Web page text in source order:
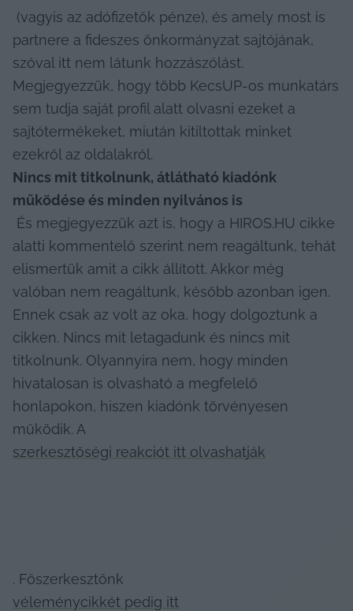
partnere a fideszes önkormányzat sajtójának,
szóval itt nem látunk hozzászólást.
Megjegyezzük, hogy több KecsUP-os munkatárs
sem tudja saját profil alatt olvasni ezeket a
sajtótermékeket, miután kitiltottak minket
ezekről az oldalakról.
Nincs mit titkolnunk, átlátható kiadónk
működése és minden nyilvános is
alatti kommentelő szerint nem reagáltunk, tehát
elismertük amit a cikk állított. Akkor még
valóban nem reagáltunk, később azonban igen.
Ennek csak az volt az oka, hogy dolgoztunk a
cikken. Nincs mit letagadunk és nincs mit
titkolnunk. Olyannyira nem, hogy minden
hivatalosan is olvasható a megfelelő
honlapokon, hiszen kiadónk törvényesen
működik. A
szerkesztőségi reakciót itt olvashatják
. Főszerkesztőnk
véleménycikkét pedig itt